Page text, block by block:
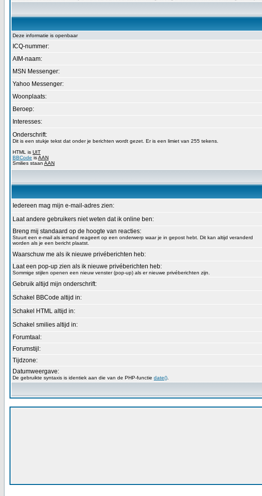
Deze informatie is openbaar
ICQ-nummer:
AIM-naam:
MSN Messenger:
Yahoo Messenger:
Woonplaats:
Beroep:
Interesses:
Onderschrift:
Dit is een stukje tekst dat onder je berichten wordt gezet. Er is een limiet van 255 tekens.
HTML is UIT
BBCode isAAN
Smilies staan AAN
Iedereen mag mijn e-mail-adres zien:
Laat andere gebruikers niet weten dat ik online ben:
Breng mij standaard op de hoogte van reacties:
Stuurt een e-mail als iemand reageert op een onderwerp waar je in gepost hebt. Dit kan altijd veranderd
worden als je een bericht plaatst.
Waarschuw me als ik nieuwe privéberichten heb:
Laat een pop-up zien als ik nieuwe privéberichten heb:
Sommige stijlen openen een nieuw venster (pop-up) als er nieuwe privéberichten zijn.
Gebruik altijd mijn onderschrift:
Schakel BBCode altijd in:
Schakel HTML altijd in:
Schakel smilies altijd in:
Forumtaal:
Forumstijl:
Tijdzone:
Datumweergave:
De gebruikte syntaxis is identiek aan die van de PHP-functie date()